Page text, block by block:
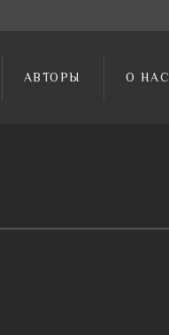
АВТОРЫ О НАС